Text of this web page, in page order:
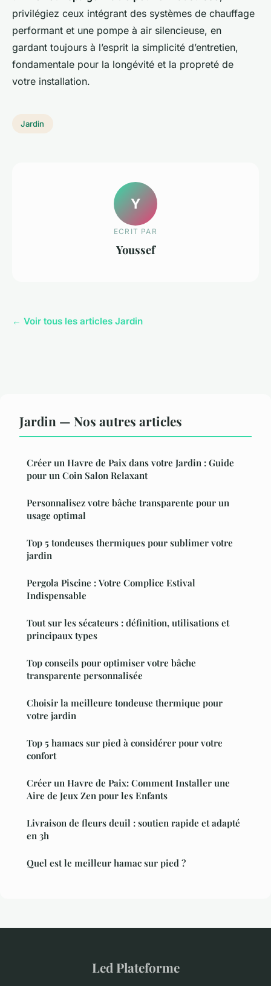
privilégiez ceux intégrant des systèmes de chauffage
performant et une pompe à air silencieuse, en
gardant toujours à l’esprit la simplicité d’entretien,
fondamentale pour la longévité et la propreté de
votre installation.
Jardin
Y
ECRIT PAR
Youssef
← Voir tous les articles Jardin
Jardin — Nos autres articles
Créer un Havre de Paix dans votre Jardin : Guide
pour un Coin Salon Relaxant
Personnalisez votre bâche transparente pour un
usage optimal
Top 5 tondeuses thermiques pour sublimer votre
jardin
Pergola Piscine : Votre Complice Estival
Indispensable
Tout sur les sécateurs : définition, utilisations et
principaux types
Top conseils pour optimiser votre bâche
transparente personnalisée
Choisir la meilleure tondeuse thermique pour
votre jardin
Top 5 hamacs sur pied à considérer pour votre
confort
Créer un Havre de Paix: Comment Installer une
Aire de Jeux Zen pour les Enfants
Livraison de fleurs deuil : soutien rapide et adapté
en 3h
Quel est le meilleur hamac sur pied ?
Led Plateforme